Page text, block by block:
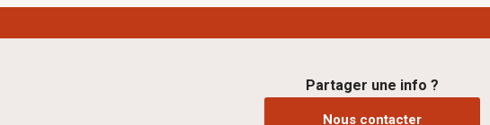
Partager une info ?
Nous contacter